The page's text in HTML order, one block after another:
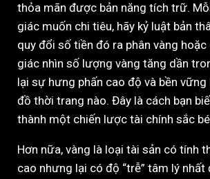
thỏa mãn được bản năng tích trữ.
giác muốn chi tiêu, hãy kỷ luật bản
quy đổi số tiền đó ra phân vàng hoặc
giác nhìn số lượng vàng tăng dần
lại sự hưng phấn cao độ và bền vững
đồ thời trang nào. Đây là cách bạn
thành một chiến lược tài chính sắc
Hơn nữa, vàng là loại tài sản có tính
cao nhưng lại có độ “trễ” tâm lý nhất